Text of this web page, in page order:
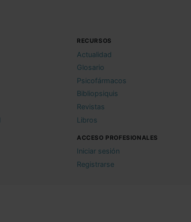
RECURSOS
Actualidad
Glosario
Psicofármacos
Bibliopsiquis
Revistas
Libros
ACCESO PROFESIONALES
Iniciar sesión
Registrarse